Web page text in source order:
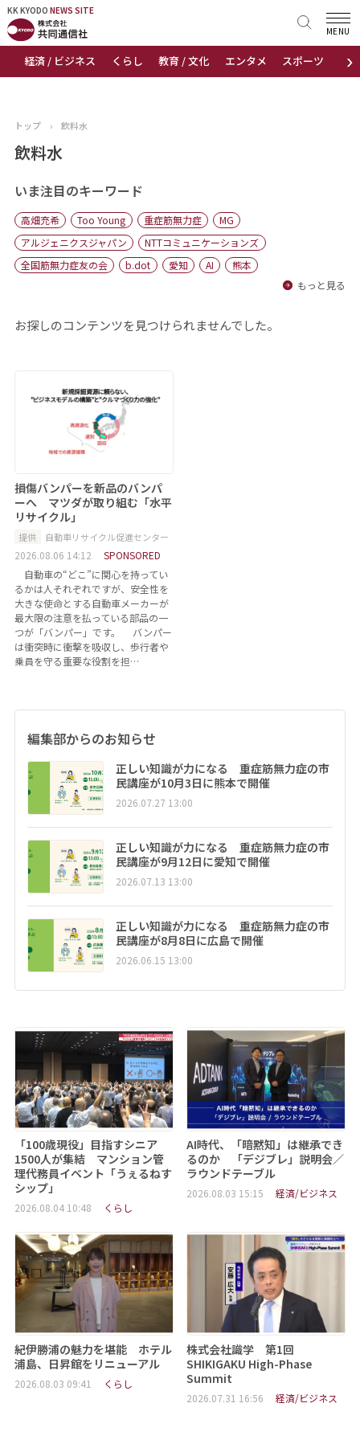
KK KYODO NEWS SITE
›
経済 / ビジネス くらし 教育 / 文化 エンタメ スポーツ 地域
MENU
KK KYODONEWS SITE
トップページ
ニュース
おすすめコンテンツ
出版物
会社概要
トップ › 飲料水
飲料水
いま注目のキーワード
高畑充希 Too Young 重症筋無力症
MG
アルジェニクスジャパン
NTTコミュニケーションズ
全国筋無力症友の会
b.dot 愛知 AI
熊本
もっと見る
お探しのコンテンツを見つけられませんでした。
損傷バンパーを新品のバンパ
ーへ マツダが取り組む「水平
リサイクル」
提供 自動車リサイクル促進センター
2026.08.06 14:12
SPONSORED
自動車の“どこ”に関心を持ってい
るかは人それぞれですが、安全性を
大きな使命とする自動車メーカーが
最大限の注意を払っている部品の一
つが「バンパー」です。 バンパー
は衝突時に衝撃を吸収し、歩行者や
乗員を守る重要な役割を担…
編集部からのお知らせ
正しい知識が力になる 重症筋無力症の市
民講座が10月3日に熊本で開催
2026.07.27 13:00
正しい知識が力になる 重症筋無力症の市
民講座が9月12日に愛知で開催
2026.07.13 13:00
正しい知識が力になる 重症筋無力症の市
民講座が8月8日に広島で開催
2026.06.15 13:00
「100歳現役」目指すシニア
1500人が集結 マンション管
理代務員イベント「うぇるねす
シップ」
2026.08.04 10:48 くらし
AI時代、「暗黙知」は継承でき
るのか 「デジブレ」説明会／
ラウンドテーブル
2026.08.03 15:15 経済/ビジネス
紀伊勝浦の魅力を堪能 ホテル
浦島、日昇館をリニューアル
2026.08.03 09:41 くらし
株式会社識学 第1回
SHIKIGAKU High-Phase
Summit
2026.07.31 16:56 経済/ビジネス